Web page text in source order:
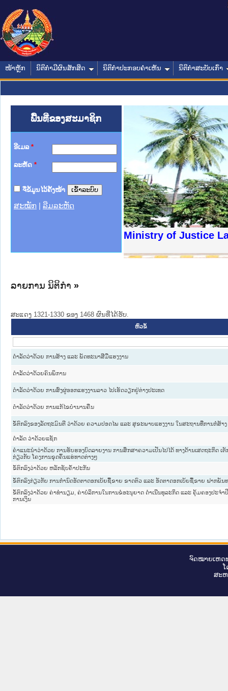
ໜ້າຫຼັກ ນິຕິກໍາມີຜົນສັກສິດ ນິຕິກໍາປະກອບຄໍາເຫັນ ນິຕິກໍາສະບັບເກົ່າ
ພື້ນທີ່ຂອງສະມາຊິກ
ອີເມລ *
ລະຫັດ *
ຈື່ຂໍ້ມູນໄວ້ຄັ້ງໜ້າ
ສະໝັກ ລືມລະຫັດ
Ministry of Justice
າຊົນ ພາກເໜືອ
ການ
ກາງ
ໃຕ້
ຕຳຫຼວດປະຊາຊົນ
ສັນຕິບານປະຊາຊົນ
ກເໜືອ
າຊົນ ພາກກາງ
ລາຍການ ນິຕິກໍາ »
ສະແດງ 1321-1330 ຂອງ 1468 ຜົນທີ່ໄດ້ຮັບ.
ຫົວຂໍ້
ດໍາລັດວ່າດ້ວຍ ການສ້າງ ແລະ ພັດທະນາສີມືແຮງງານ
ດໍາລັດວ່າດ້ວຍຄົນພິການ
ດໍາລັດວ່າດ້ວຍ ການສົ່ງຜູ່ອອກແຮງງານລາວ ໄປເຮັດວຽກຢູ່ຕ່າງປະເທດ
ດໍາລັດວ່າດ້ວຍ ການແກ້ໄຂບໍານານຄືນ
ຂໍ້ຕົກລົງຂອງລັດຖະມົນຕີ ວ່າດ້ວຍ ຄວາມປອດໄພ ແລະ ສຸຂະພາບແຮງງານ ໃນສະຖານທີ່ການກໍ່ສ້າງ
ດຳລັດ ວ່າດ້ວຍແຊັກ
ຄຳແນະນຳວ່າດ້ວຍ ການຮັບຮອງບົດລາຍງານ ການສຶກສາຄວາມເປັນໄປໄດ້ ທາງດ້ານເສດຖະກິດ ເ
ກ່ຽວກັບ ໂຄງການຂຸດຄົ້ນແຮ່ທາດຕ່າງໆ
ຂໍ້ຕົກລົງວ່າດ້ວຍ ຫລັກຊັບຄ້ຳປະກັນ
ຂໍ້ຕົກລົງກ່ຽວກັບ ການກຳນົດອັດຕາດອກເບ້ຍຊື້ຂາຍ ຂາດຕົວ ແລະ ອັດຕາດອກເບ້ຍຊື້ຂາຍ ຝາກພັນ
ຂໍ້ຕົກລົງວ່າດ້ວຍ ຄ່າທຳນຽມ, ຄ່າບໍລິການໃນການຂໍອະນຸຍາດ ດຳເນີນທຸລະກິດ ແລະ ຄຸ້ມຄອງປະຈຳ
ການເງິນ
ຈົດ​ໝາຍ​ເຫດ​
ສະ​ຫ